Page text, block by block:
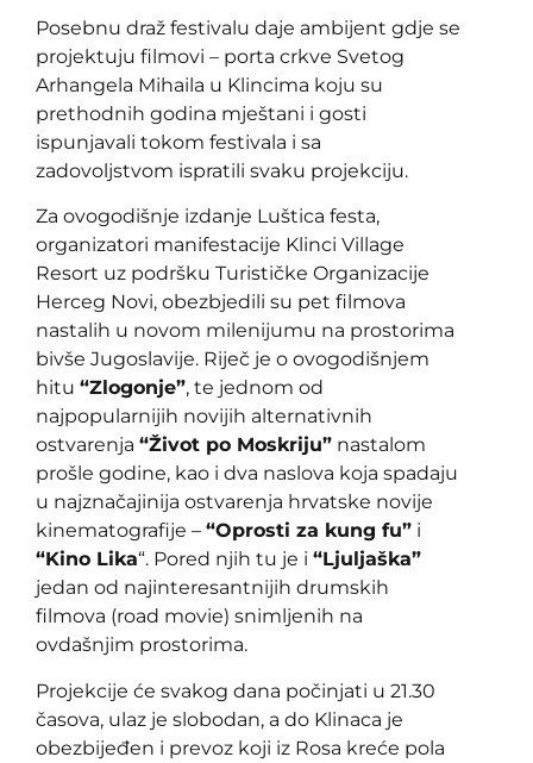
Posebnu draž festivalu daje ambijent gdje se
projektuju filmovi – porta crkve Svetog
Arhangela Mihaila u Klincima koju su
prethodnih godina mještani i gosti
ispunjavali tokom festivala i sa
zadovoljstvom ispratili svaku projekciju.
Za ovogodišnje izdanje Luštica festa,
organizatori manifestacije Klinci Village
Resort uz podršku Turističke Organizacije
Herceg Novi, obezbjedili su pet filmova
nastalih u novom milenijumu na prostorima
bivše Jugoslavije. Riječ je o ovogodišnjem
hitu “Zlogonje”, te jednom od
najpopularnijih novijih alternativnih
ostvarenja “Život po Moskriju” nastalom
prošle godine, kao i dva naslova koja spadaju
u najznačajinija ostvarenja hrvatske novije
kinematografije – “Oprosti za kung fu” i
“Kino Lika“. Pored njih tu je i “Ljuljaška”
jedan od najinteresantnijih drumskih
filmova (road movie) snimljenih na
ovdašnjim prostorima.
Projekcije će svakog dana počinjati u 21.30
časova, ulaz je slobodan, a do Klinaca je
obezbijeđen i prevoz koji iz Rosa kreće pola